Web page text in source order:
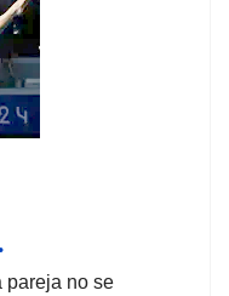
pareja no se